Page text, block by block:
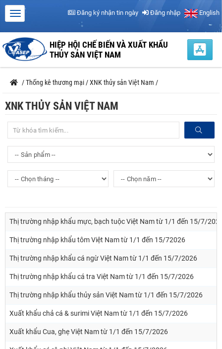
Đăng ký nhận tin ngày Đăng nhập English
HIỆP HỘI CHẾ BIẾN VÀ XUẤT KHẨU
THỦY SẢN VIỆT NAM
/Thống kê thương mại /XNK thủy sản Việt Nam /
XNK THỦY SẢN VIỆT NAM
Thị trường nhập khẩu mực, bạch tuộc Việt Nam từ 1/1 đến 15/7/
Thị trường nhập khẩu tôm Việt Nam từ 1/1 đến 15/72026
Thị trường nhập khẩu cá ngừ Việt Nam từ 1/1 đến 15/7/2026
Thị trường nhập khẩu cá tra Việt Nam từ 1/1 đến 15/7/2026
Thị trường nhập khẩu thủy sản Việt Nam từ 1/1 đến 15/7/2026
Xuất khẩu chả cá & surimi Việt Nam từ 1/1 đến 15/7/2026
Xuất khẩu Cua, ghẹ Việt Nam từ 1/1 đến 15/7/2026